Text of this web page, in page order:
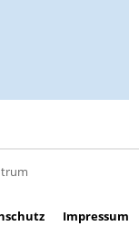
Impressum